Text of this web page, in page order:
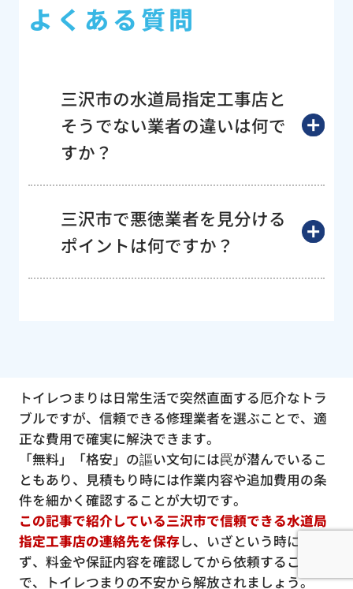
よくある質問
三沢市の水道局指定工事店と
そうでない業者の違いは何で
すか？
三沢市で悪徳業者を見分ける
ポイントは何ですか？
トイレつまりは日常生活で突然直面する厄介なトラ
ブルですが、信頼できる修理業者を選ぶことで、適
正な費用で確実に解決できます。
「無料」「格安」の謳い文句には罠が潜んでいるこ
ともあり、見積もり時には作業内容や追加費用の条
件を細かく確認することが大切です。
この記事で紹介している三沢市で信頼できる水道局
指定工事店の連絡先を保存し、いざという時に慌て
ず、料金や保証内容を確認してから依頼すること
で、トイレつまりの不安から解放されましょう。